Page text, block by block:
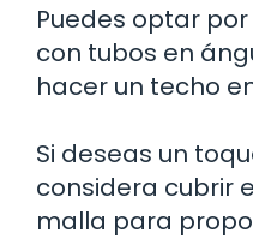
Puedes optar
con tubos en
hacer un techo
Si deseas un
considera cubrir
malla para